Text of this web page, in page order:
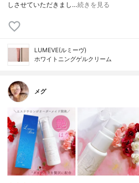
しさせていただきまし…続きを見る
LUMEVE(ルミーヴ)
ホワイトニングゲルクリーム
メグ